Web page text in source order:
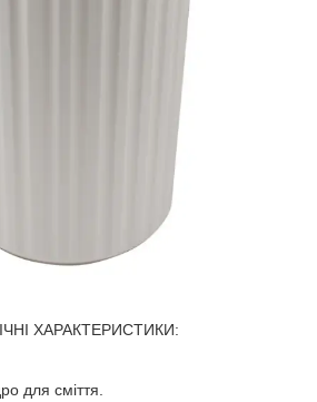
ХАРАКТЕРИСТИКИ:
для сміття.